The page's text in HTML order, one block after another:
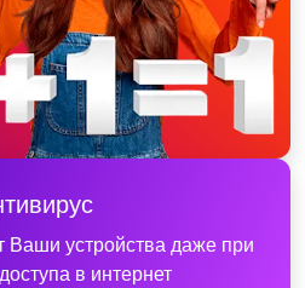
Ваши устройства даже при
в интернет